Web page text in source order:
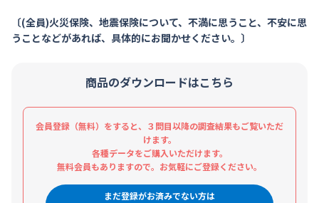
〔(全員)火災保険、地震保険について、不満に思うこと、不安に思
うことなどがあれば、具体的にお聞かせください。〕
商品のダウンロードはこちら
会員登録（無料）をすると、３問目以降の調査結果もご覧いただ
けます。
各種データをご購入いただけます。
無料会員もありますので。お気軽にご登録ください。
まだ登録がお済みでない方は